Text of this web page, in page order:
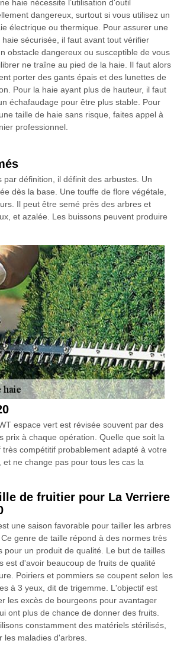
haie nécessite l’utilisation d'outil
dangereux, surtout si vous utilisez un
électrique ou thermique. Pour assurer une
haie sécurisée, il faut avant tout vérifier
obstacle dangereux ou susceptible de vous
ne traîne au pied de la haie. Il faut alors
porter des gants épais et des lunettes de
Pour la haie ayant plus de hauteur, il faut
échafaudage pour être plus stable. Pour
taille de haie sans risque, faites appel à
professionnel.
définition, il définit des arbustes. Un
dès la base. Une touffe de flore végétale,
Il peut être semé près des arbres et
et azalée. Les buissons peuvent produire
espace vert est révisée souvent par des
prix à chaque opération. Quelle que soit la
compétitif probablement adapté à votre
ne change pas pour tous les cas la
de fruitier pour La Verriere
une saison favorable pour tailler les arbres
genre de taille répond à des normes très
pour un produit de qualité. Le but de tailles
est d'avoir beaucoup de fruits de qualité
Poiriers et pommiers se coupent selon les
à 3 yeux, dit de trigemme. L'objectif est
les excès de bourgeons pour avantager
ont plus de chance de donner des fruits.
constamment des matériels stérilisés,
les maladies d'arbres.